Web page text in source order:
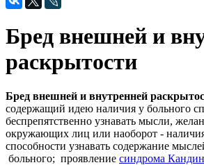
Бред внешней и
раскрытости
Бред внешней и внутренней
содержащий идею наличия у больного
беспрепятственно узнавать мысли,
окружающих лиц или наоборот -
способности узнавать содержание
больного; проявление синдрома